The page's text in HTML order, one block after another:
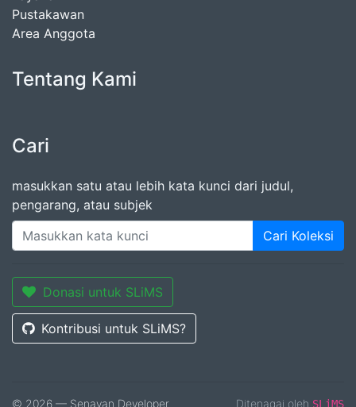
Pustakawan
Area Anggota
Tentang Kami
Cari
masukkan satu atau lebih kata kunci dari judul,
pengarang, atau subjek
Cari Koleksi
Donasi untuk SLiMS
Kontribusi untuk SLiMS?
© 2026 — Senayan Developer Ditenagai oleh SLiMS